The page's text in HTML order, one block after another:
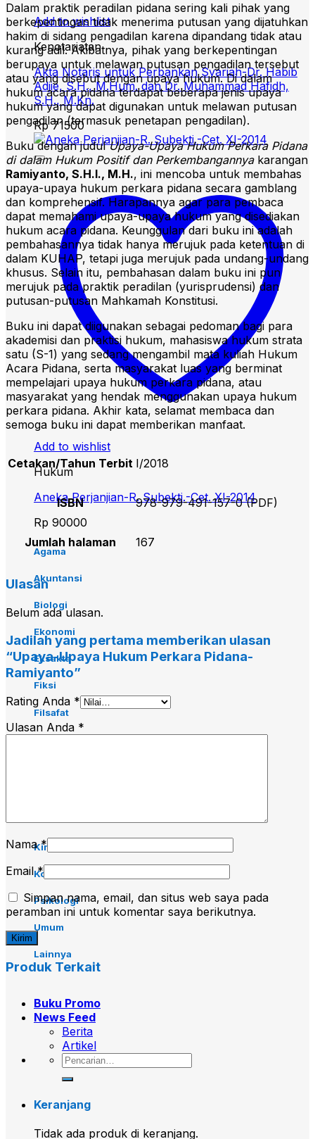
Add to wishlist
Kenotariatan
Akta Notaris untuk Perbankan Syariah-Dr. Habib
Adjie, S.H., M.Hum. dan Dr. Muhammad Hafidh,
S.H., M.Kn.
Rp71500
Add to wishlist
Hukum
Aneka Perjanjian-R. Subekti.-Cet. XI-2014
Rp 90000
Agama
Akuntansi
Biologi
Ekonomi
Eksakta
Fiksi
Filsafat
Kedokteran
Kimia
Komputer
Psikologi
Umum
Lainnya
Buku Promo
News Feed
Berita
Artikel
Pencarian
Keranjang
Tidak ada produk di keranjang.
Dalam praktik peradilan pidana sering kali pihak yang
berkepentingan tidak menerima putusan yang dijatuhkan
hakim di sidang pengadilan karena dipandang tidak atau
kurang adil. Akibatnya, pihak yang berkepentingan
berupaya untuk melawan putusan pengadilan tersebut
atau yang disebut dengan upaya hukum. Di dalam
hukum acara pidana terdapat beberapa jenis upaya
hukum yang dapat digunakan untuk melawan putusan
pengadilan (termasuk penetapan pengadilan).
Buku dengan judulUpaya-Upaya Hukum Perkara Pidana
di dalam Hukum Positif dan Perkembangannyakarangan
Ramiyanto, S.H.I., M.H., ini mencoba untuk membahas
upaya-upaya hukum perkara pidana secara gamblang
dan komprehensif. Harapannya agar para pembaca
dapat memahami upaya-upaya hukum yang disediakan
hukum acara pidana. Keunggulan dari buku ini adalah
pembahasannya tidak hanya merujuk pada ketentuan di
dalam KUHAP, tetapi juga merujuk pada undang-undang
khusus. Selain itu, pembahasan dalam buku ini pun
merujuk pada praktik peradilan (yurisprudensi) dan
putusan-putusan Mahkamah Konstitusi.
Buku ini dapat diigunakan sebagai pedoman bagi para
akademisi dan praktisi hukum, mahasiswa hukum strata
satu (S-1) yang sedang mengambil mata kuliah Hukum
Acara Pidana, serta masyarakat luas yang berminat
mempelajari upaya hukum perkara pidana, atau
masyarakat yang hendak menggunakan upaya hukum
perkara pidana. Akhir kata, selamat membaca dan
semoga buku ini dapat memberikan manfaat.
Cetakan/Tahun Terbit I/2018
ISBN 978-979-491-157-0 (PDF)
Jumlah halaman 167
Ulasan
Belum ada ulasan.
Jadilah yang pertama memberikan ulasan
“Upaya-Upaya Hukum Perkara Pidana-
Ramiyanto”
Rating Anda *
Ulasan Anda *
Nama*
Email*
Simpan nama, email, dan situs web saya pada
peramban ini untuk komentar saya berikutnya.
Produk Terkait